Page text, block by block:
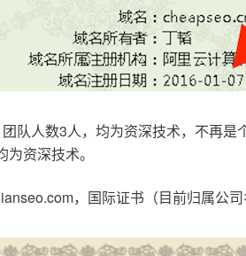
队人数3人，均为资深技术，不再
资深技术。
，国际证书（目前归属公司